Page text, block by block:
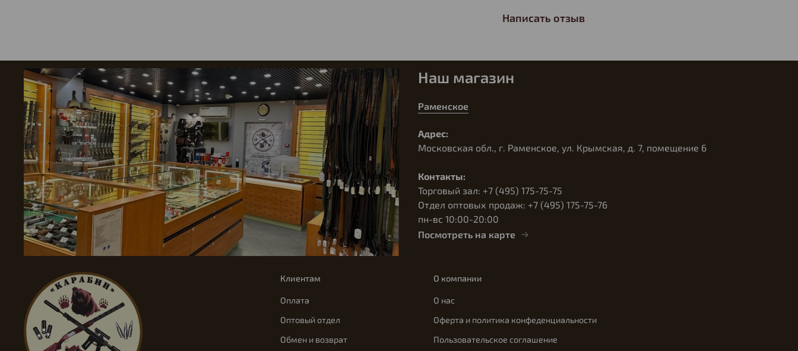
Написать отзыв
Наш магазин
Раменское
Адрес:
Московская обл., г. Раменское, ул. Крымская, д. 7, помещение 6
Контакты:
Торговый зал: +7 (495) 175-75-75
Отдел оптовых продаж: +7 (495) 175-75-76
пн-вс 10:00-20:00
Посмотреть на карте
Клиентам
Оплата
Оптовый отдел
Обмен и возврат
О компании
О нас
Оферта и политика конфеденциальности
Пользовательское соглашение